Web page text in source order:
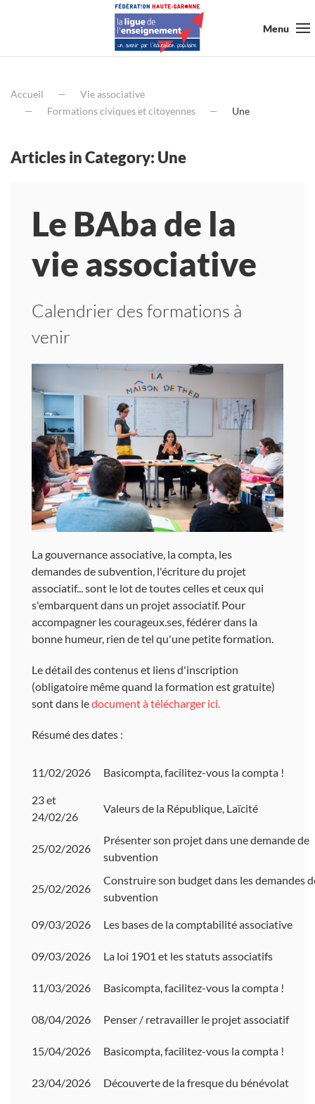
Menu
Accueil
Vie associative
Formations civiques et citoyennes
Une
Articles in Category: Une
Le BAba de la
vie associative
Calendrier des formations à
venir
La gouvernance associative, la compta, les
demandes de subvention, l'écriture du projet
associatif... sont le lot de toutes celles et ceux qui
s'embarquent dans un projet associatif. Pour
accompagner les courageux.ses, fédérer dans la
bonne humeur, rien de tel qu'une petite formation.
Le détail des contenus et liens d'inscription
(obligatoire même quand la formation est gratuite)
sont dans ledocument à télécharger ici.
Résumé des dates :
11/02/2026 Basicompta, facilitez-vous la compta !
23 et
24/02/26
Valeurs de la République, Laïcité
25/02/2026
Présenter son projet dans une demande de
subvention
25/02/2026
Construire son budget dans les demandes
subvention
09/03/2026 Les bases de la comptabilité associative
09/03/2026 La loi 1901 et les statuts associatifs
11/03/2026 Basicompta, facilitez-vous la compta !
08/04/2026 Penser / retravailler le projet associatif
15/04/2026 Basicompta, facilitez-vous la compta !
23/04/2026 Découverte de la fresque du bénévolat